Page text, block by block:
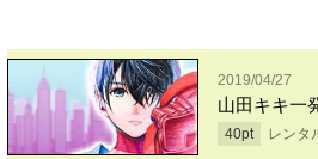
2019/04/27
山田キキ一
40pt レンタ